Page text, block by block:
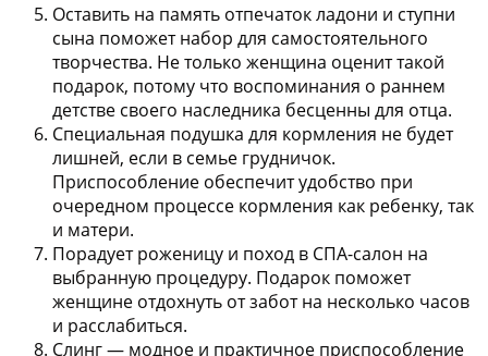
Оставить на память отпечаток ладони и ступни
сына поможетнабор для самостоятельного
творчества. Не только женщина оценит такой
подарок, потому что воспоминания о раннем
детстве своего наследника бесценны для отца.
Специальная подушка для кормления не будет
лишней, если в семье грудничок.
Приспособление обеспечит удобство при
очередном процессе кормления как ребенку, так
и матери.
Порадует роженицу и поход в СПА-салон на
выбранную процедуру. Подарок поможет
женщине отдохнуть от забот на несколько часов
и расслабиться.
Слинг— модное и практичное приспособление